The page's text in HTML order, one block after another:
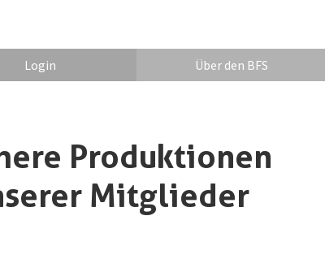
Login Über den BFS
Produktionen
Mitglieder